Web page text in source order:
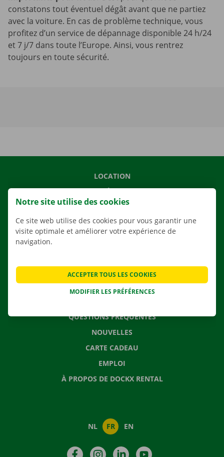
constatons tout éventuel dégât avant que ne partiez
avec la voiture. En cas de problème technique, vous
profitez d’un service de dépannage disponible 24 h/24
et 7 j/7 dans toute l’Europe. Ainsi, vous rentrez
toujours en toute sécurité.
LOCATION
NOS VÉHICULES
NOS SERVICES
AGENCES
QUESTIONS FRÉQUENTES
NOUVELLES
CARTE CADEAU
EMPLOI
À PROPOS DE DOCKX RENTAL
NL FR EN
FacebookInstagramLinkedIn
Notre site utilise des cookies
Ce site web utilise des cookies pour vous garantir une
visite optimale et améliorer votre expérience de
navigation.
MODIFIER LES PRÉFÉRENCES
ACCEPTER TOUS LES COOKIES